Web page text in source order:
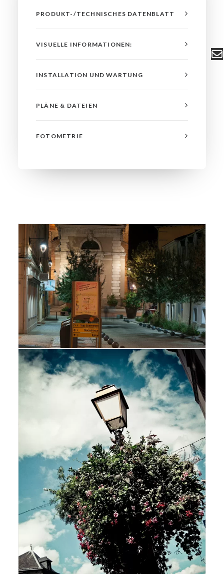
PRODUKT-/TECHNISCHES DATENBLATT
VISUELLE INFORMATIONEN:
INSTALLATION UND WARTUNG
PLÄNE & DATEIEN
FOTOMETRIE